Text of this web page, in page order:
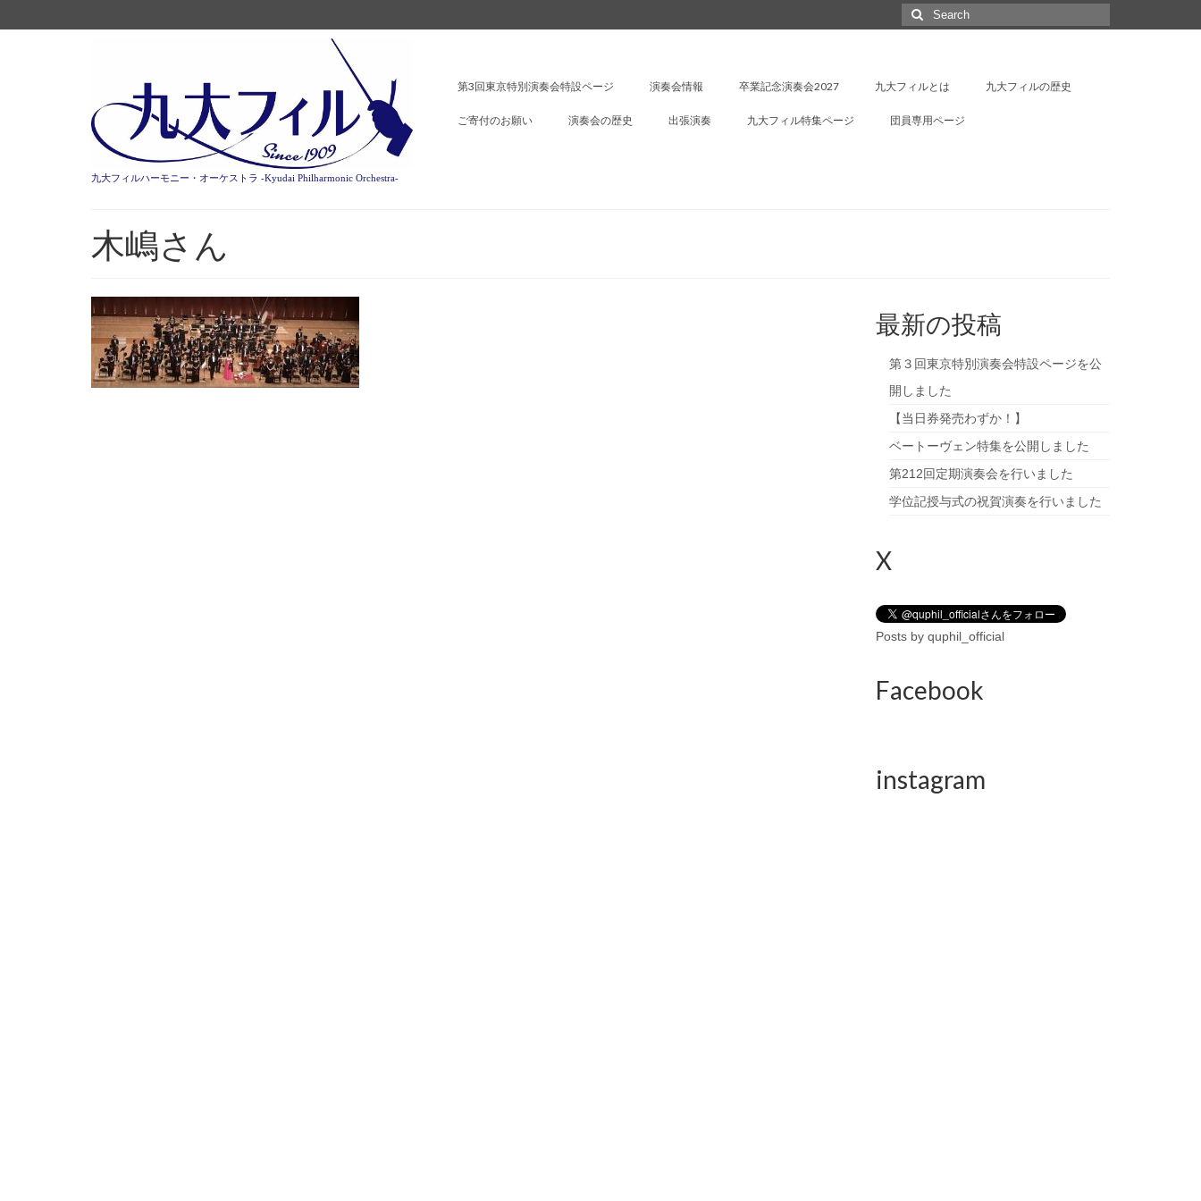
Search
for:
九大フィルハーモニー・オーケストラ -Kyudai Philharmonic Orchestra-
第3回東京特別演奏会特設ページ 演奏会情報 卒業記念演奏会2027 九大フィルとは 九大フィルの歴史
ご寄付のお願い 演奏会の歴史 出張演奏 九大フィル特集ページ 団員専用ページ
木嶋さん
最新の投稿
第３回東京特別演奏会特設ページを公
開しました
【当日券発売わずか！】
ベートーヴェン特集を公開しました
第212回定期演奏会を行いました
学位記授与式の祝賀演奏を行いました
X
Posts by quphil_official
Facebook
instagram